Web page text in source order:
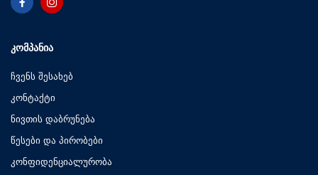
ᲙᲝᲛᲞᲐᲜᲘᲐ
ჩვენს შესახებ
კონტაქტი
ნივთის დაბრუნება
წესები და პირობები
კონფიდენციალურობა